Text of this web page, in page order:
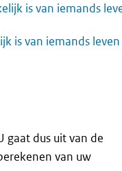
is van iemands
is van iemands leven
gaat dus uit van de
van uw